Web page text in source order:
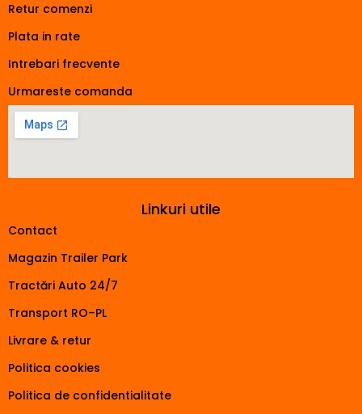
Retur comenzi
Plata in rate
Intrebari frecvente
Urmareste comanda
Linkuri utile
Contact
Magazin Trailer Park
Tractări Auto 24/7
Transport RO–PL
Livrare & retur
Politica cookies
Politica de confidentialitate